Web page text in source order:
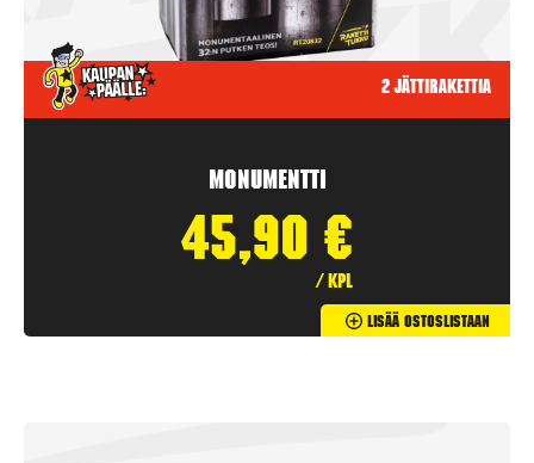
2 jättirakettia
Monumentti
45,90 €
/ kpl
Lisää Ostoslistaan